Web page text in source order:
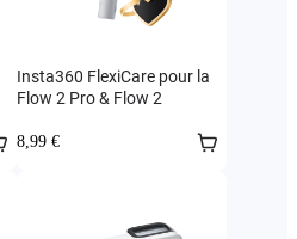
Insta360 FlexiCare pour la
Flow 2 Pro & Flow 2
8,99 €